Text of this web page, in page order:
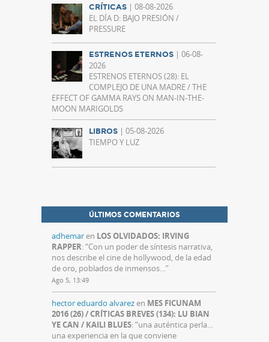
CRÍTICAS | 08-08-2026
EL DÍA D: BAJO PRESIÓN /
PRESSURE
ESTRENOS ETERNOS | 06-08-
2026
ESTRENOS ETERNOS (28): EL
COMPLEJO DE UNA MADRE / THE
EFFECT OF GAMMA RAYS ON MAN-IN-THE-
MOON MARIGOLDS
LIBROS | 05-08-2026
TIEMPO Y LUZ
ÚLTIMOS COMENTARIOS
adhemaren LOS OLVIDADOS: IRVING
RAPPER: “Con un poder de síntesis narrativa,
nos describe el cine de hollywood, de la edad
de oro, poblados de inmensos… ”
Ago 5, 13:49
hector eduardo alvarezen MES FICUNAM
2016 (26) / CRÍTICAS BREVES (134): LU BIAN
YE CAN / KAILI BLUES: “una auténtica perla…
una experiencia en la que conviene